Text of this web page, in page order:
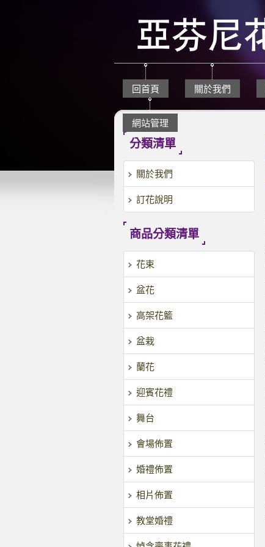
回首頁 關於我們
網站管理
分類清單
關於我們
訂花說明
商品分類清單
花束
盆花
高架花籃
盆栽
蘭花
迎賓花禮
舞台
會場佈置
婚禮佈置
相片佈置
教堂婚禮